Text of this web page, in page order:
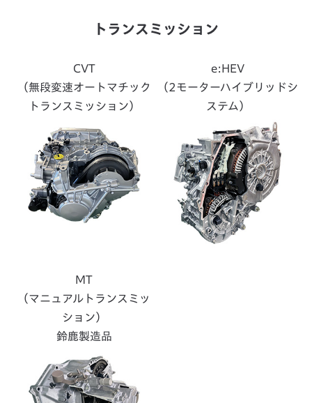
トランスミッション
CVT
（無段変速オートマチック
トランスミッション）
e:HEV
（2モーターハイブリッドシ
ステム）
MT
（マニュアルトランスミッ
ション）
鈴鹿製造品